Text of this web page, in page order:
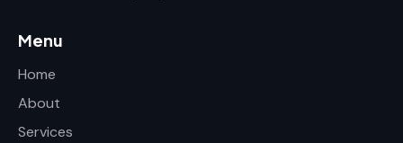
Menu
Home
About
Services